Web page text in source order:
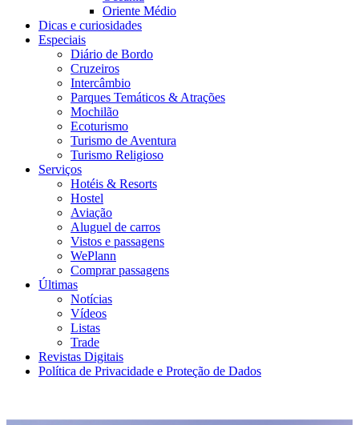
Oriente Médio
Dicas e curiosidades
Especiais
Diário de Bordo
Cruzeiros
Intercâmbio
Parques Temáticos & Atrações
Mochilão
Ecoturismo
Turismo de Aventura
Turismo Religioso
Serviços
Hotéis & Resorts
Hostel
Aviação
Aluguel de carros
Vistos e passagens
WePlann
Comprar passagens
Últimas
Notícias
Vídeos
Listas
Trade
Revistas Digitais
Política de Privacidade e Proteção de Dados